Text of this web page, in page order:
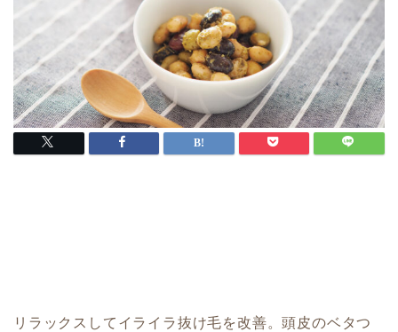
リラックスしてイライラ抜け毛を改善。頭皮のベタつ